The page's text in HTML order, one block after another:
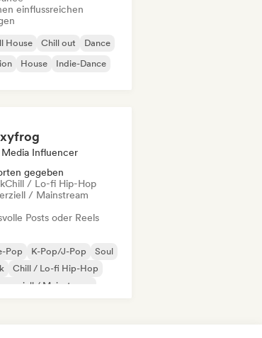
einflussreichen
House Chill out
Dance
House Indie-Dance
Media Influencer
gegeben
Chill / Lo-fi Hip-Hop
/ Mainstream
Posts oder Reels
Pop K-Pop/J-Pop
Soul
Chill / Lo-fi Hip-Hop
/ Mainstream